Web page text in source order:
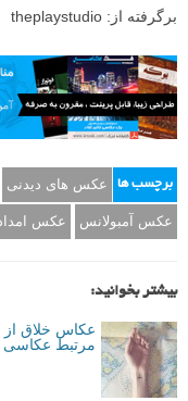
برگرفته از: theplaystudio
برچسب ها عکس های دیدنی
عکس آمبولانس عکس
بیشتر بخوانید:
عکاس خلاق
مرتبط